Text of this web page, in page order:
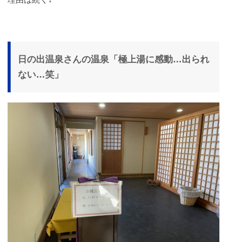
日の出温泉さんの温泉「極上湯に感動…出られ
ない…笑」